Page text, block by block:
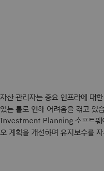
자산 관리자는 중요 인프라에 대
있는 툴로 인해 어려움을 겪고
Investment Planning 소프트웨
오 계획을 개선하며 유지보수를